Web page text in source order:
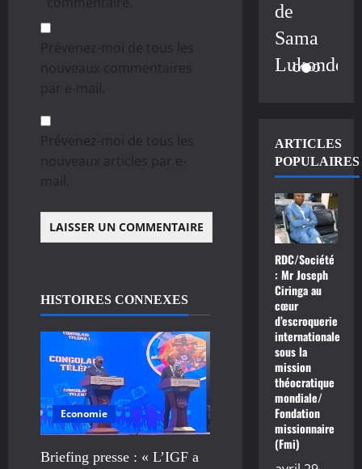
Prévenez-moi de tous les
nouveaux commentaires
par e-mail.
Prévenez-moi de tous les
nouveaux articles par e-
mail.
HISTOIRES CONNEXES
Economie
Briefing presse : « L’IGF a
de
Sama
Lukonde
ARTICLES
POPULAIRES
RDC/Société
: Mr Joseph
Ciringa au
cœur
d’escroquerie
internationale
sous la
mission
théocratique
mondiale/
Fondation
missionnaire
(Fmi)